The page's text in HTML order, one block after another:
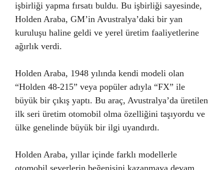
işbirliği yapma fırsatı buldu. Bu işbirliği sayesinde,
Holden Araba, GM’in Avustralya’daki bir yan
kuruluşu haline geldi ve yerel üretim faaliyetlerine
ağırlık verdi.
Holden Araba, 1948 yılında kendi modeli olan
“Holden 48-215” veya popüler adıyla “FX” ile
büyük bir çıkış yaptı. Bu araç, Avustralya’da üretilen
ilk seri üretim otomobil olma özelliğini taşıyordu ve
ülke genelinde büyük bir ilgi uyandırdı.
Holden Araba, yıllar içinde farklı modellerle